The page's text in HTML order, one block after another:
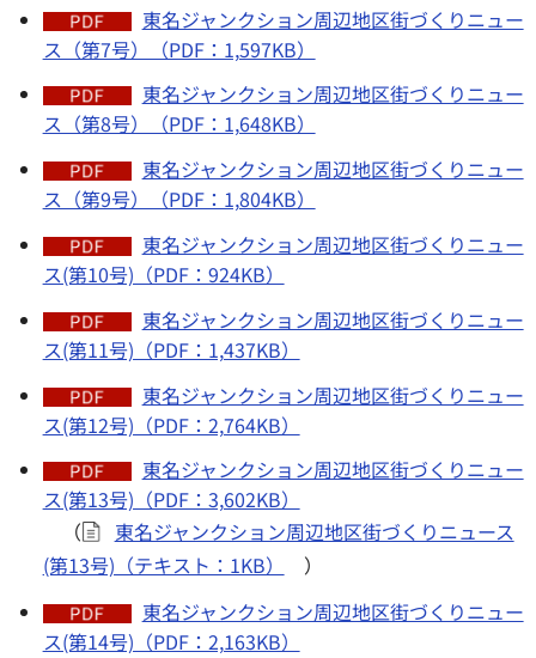
東名ジャンクション周辺地区街づくりニュー
ス（第7号）（PDF：1,597KB）
東名ジャンクション周辺地区街づくりニュー
ス（第8号）（PDF：1,648KB）
東名ジャンクション周辺地区街づくりニュー
ス（第9号）（PDF：1,804KB）
東名ジャンクション周辺地区街づくりニュー
ス(第10号)（PDF：924KB）
東名ジャンクション周辺地区街づくりニュー
ス(第11号)（PDF：1,437KB）
東名ジャンクション周辺地区街づくりニュー
ス(第12号)（PDF：2,764KB）
東名ジャンクション周辺地区街づくりニュー
ス(第13号)（PDF：3,602KB）
（
東名ジャンクション周辺地区街づくりニュース
(第13号)（テキスト：1KB）
）
東名ジャンクション周辺地区街づくりニュー
ス(第14号)（PDF：2,163KB）